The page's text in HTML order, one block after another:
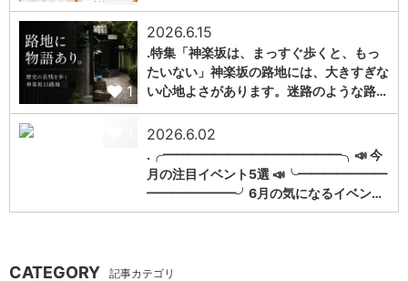
1
2026.6.15
.特集「神楽坂は、まっすぐ歩くと、もっ
たいない」神楽坂の路地には、大きすぎな
い心地よさがあります。迷路のような路…
2026.6.02
.╭━━━━━━━━━━━━━━╮📣 今
月の注目イベント5選 📣╰━━━━━━━
━━━━━━━╯6月の気になるイベン…
CATEGORY 記事カテゴリ